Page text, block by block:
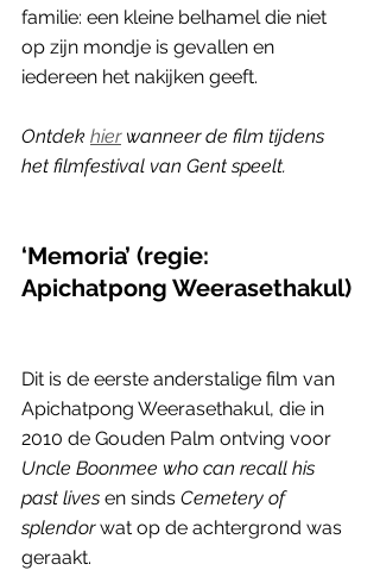
familie: een kleine belhamel die niet
op zijn mondje is gevallen en
iedereen het nakijken geeft.
Ontdek hier wanneer de film tijdens
het filmfestival van Gent speelt.
‘Memoria’ (regie:
Apichatpong Weerasethakul)
Dit is de eerste anderstalige film van
Apichatpong Weerasethakul, die in
2010 de Gouden Palm ontving voor
Uncle Boonmee who can recall his
past lives en sinds Cemetery of
splendor wat op de achtergrond was
geraakt.